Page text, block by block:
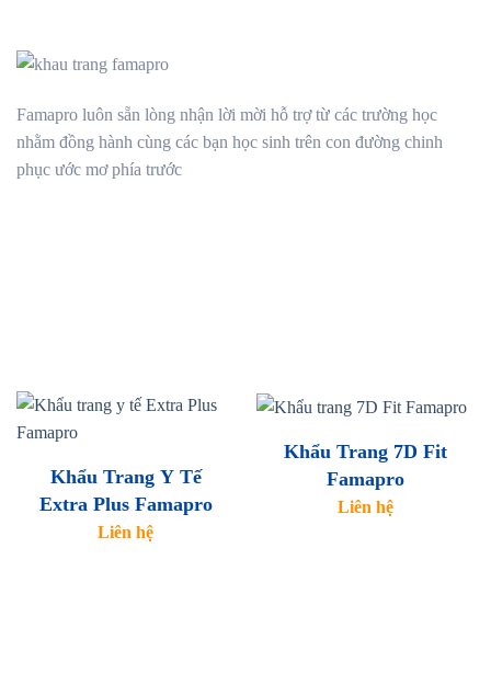
Famapro luôn sẵn lòng nhận lời mời hỗ trợ từ các trường học
nhằm đồng hành cùng các bạn học sinh trên con đường chinh
phục ước mơ phía trước
Khẩu Trang Y Tế
Extra Plus Famapro
Liên hệ
Khẩu Trang 7D Fit
Famapro
Liên hệ